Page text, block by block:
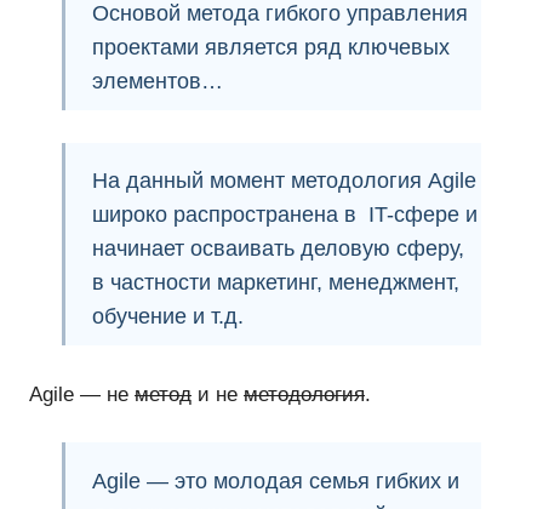
Основой метода гибкого управления
проектами является ряд ключевых
элементов…
На данный момент методология Agile
широко распространена в IT-сфере и
начинает осваивать деловую сферу,
в частности маркетинг, менеджмент,
обучение и т.д.
Agile — не метод и не методология.
Agile — это молодая семья гибких и